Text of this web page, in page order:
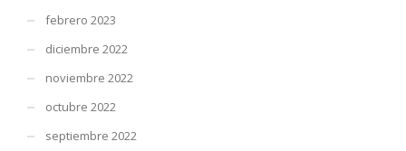
febrero 2023
diciembre 2022
noviembre 2022
octubre 2022
septiembre 2022